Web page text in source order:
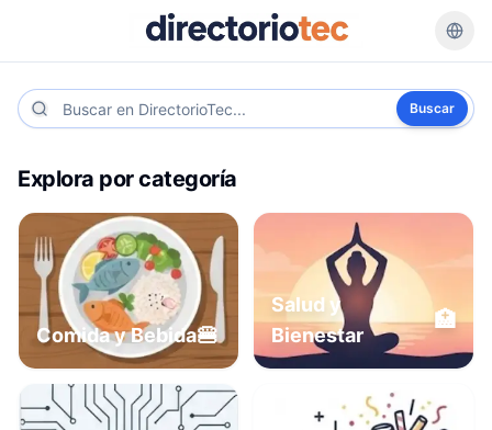
Buscar
Explora por categoría
Comida y Bebida🍔
Salud y
Bienestar
🏥